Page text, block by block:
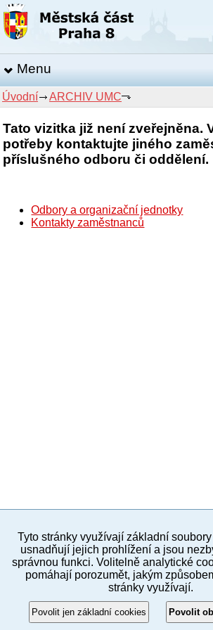
Menu
Úvodní ARCHIV UMC
Tato vizitka již není zveřejněna.
potřeby kontaktujte jiného
příslušného odboru či oddělení.
Odbory a organizační jednotky
Kontakty zaměstnanců
Povinné a praktické informace
© 2012–2019 MČ Praha 8
Tyto stránky využívají základní
usnadňují jejich prohlížení a jsou
správnou funkci. Volitelně analytické
pomáhají porozumět, jakým
stránky využívají.
Povolit jen základní cookies Povolit